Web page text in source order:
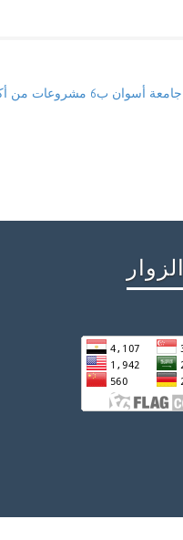
ب6 مشروعات من أكاديمية البحث العلمي